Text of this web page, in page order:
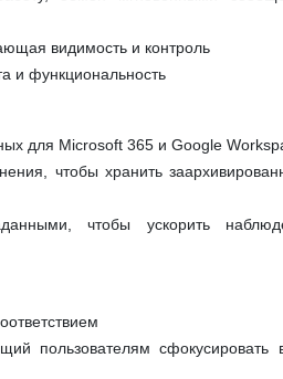
видимость и контроль
и функциональность
для Microsoft 365 и Google
чтобы хранить
чтобы ускорить
пользователям сфокусировать